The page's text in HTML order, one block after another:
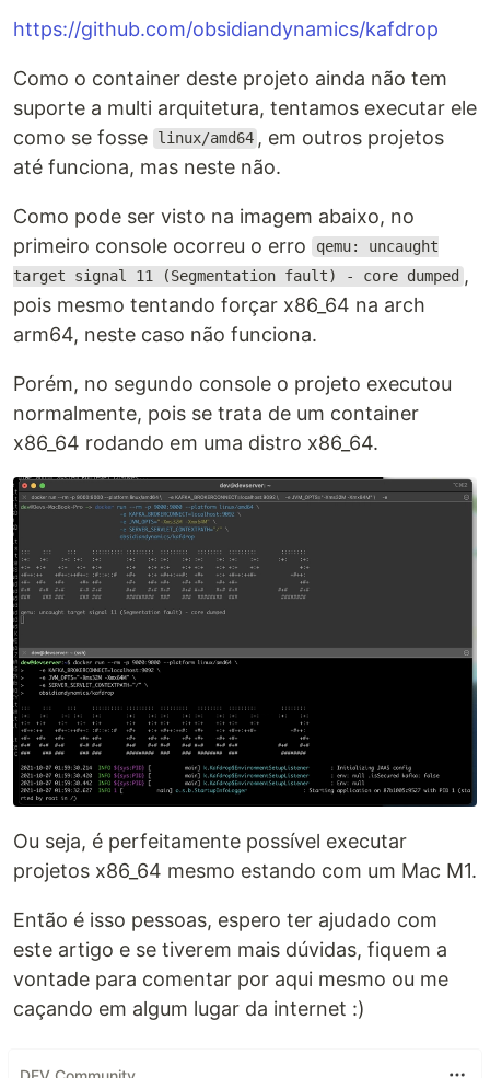
https://github.com/obsidiandynamics/kafdrop
Como o container deste projeto ainda não tem
suporte a multi arquitetura, tentamos executar ele
como se fosse
linux/amd64 , em outros projetos
até funciona, mas neste não.
Como pode ser visto na imagem abaixo, no
primeiro console ocorreu o erro
qemu: uncaught
target signal 11 (Segmentation fault) - core dumped ,
pois mesmo tentando forçar x86_64 na arch
arm64, neste caso não funciona.
Porém, no segundo console o projeto executou
normalmente, pois se trata de um container
x86_64 rodando em uma distro x86_64.
Ou seja, é perfeitamente possível executar
projetos x86_64 mesmo estando com um Mac M1.
Então é isso pessoas, espero ter ajudado com
este artigo e se tiverem mais dúvidas, fiquem a
vontade para comentar por aqui mesmo ou me
caçando em algum lugar da internet :)